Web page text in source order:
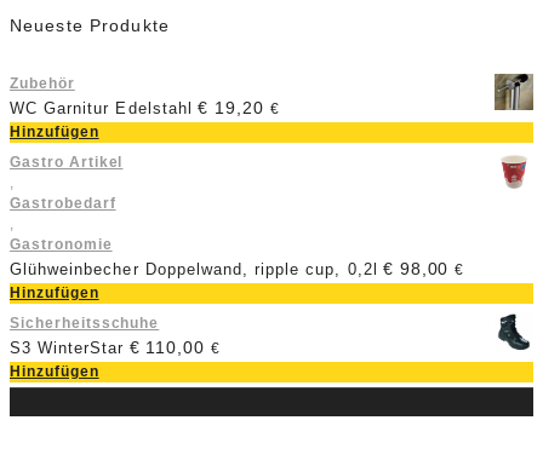
Neueste Produkte
Zubehör
WC Garnitur Edelstahl € 19,20 €
Hinzufügen
Gastro Artikel
Gastrobedarf
Gastronomie
Glühweinbecher Doppelwand, ripple cup, 0,2l € 98,00 €
Hinzufügen
Sicherheitsschuhe
S3 WinterStar € 110,00 €
Hinzufügen